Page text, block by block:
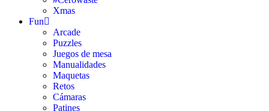
Xmas
Fun
Arcade
Puzzles
Juegos de mesa
Manualidades
Maquetas
Retos
Cámaras
Patines